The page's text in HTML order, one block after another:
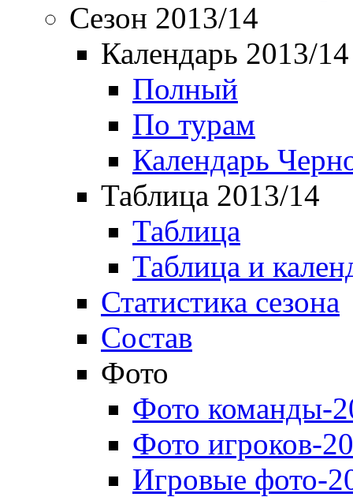
Сезон 2013/14
Календарь 2013/14
Полный
По турам
Календарь
Таблица 2013/14
Таблица
Таблица и
Статистика сезона
Состав
Фото
Фото команды-
Фото игроков-
Игровые фото-